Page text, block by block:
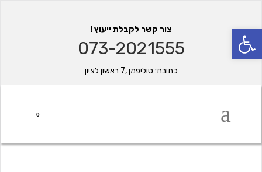
צור קשר לקבלת ייעוץ !
073-2021555
כתובת: טוליפמן ,7 ראשון לציון
0
פתח סרגל נגישות